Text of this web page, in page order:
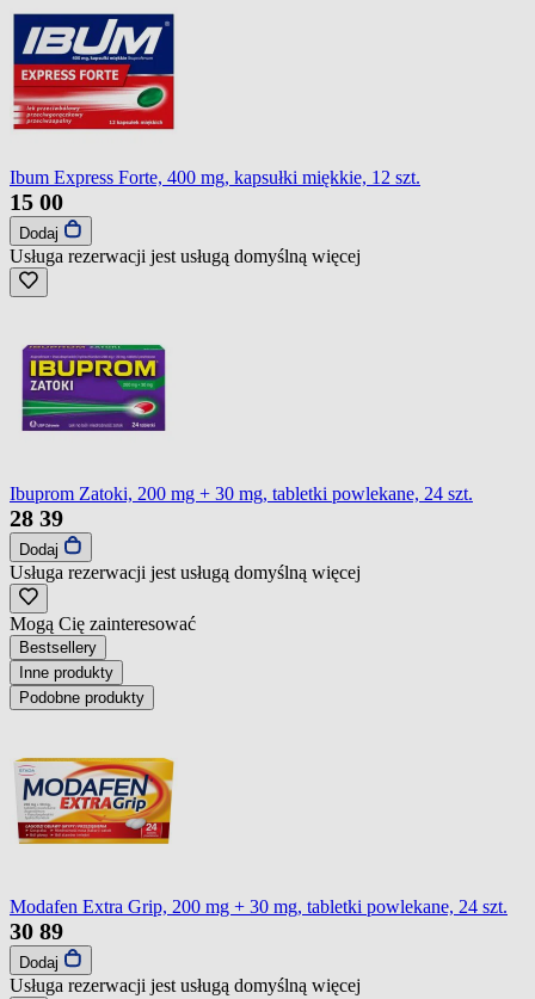
Ibum Express Forte, 400 mg, kapsułki miękkie, 12 szt.
15 00
Dodaj
Usługa rezerwacji jest usługą domyślną więcej
Ibuprom Zatoki, 200 mg + 30 mg, tabletki powlekane, 24 szt.
28 39
Dodaj
Usługa rezerwacji jest usługą domyślną więcej
Mogą Cię zainteresować
Bestsellery
Inne produkty
Podobne produkty
Modafen Extra Grip, 200 mg + 30 mg, tabletki powlekane, 24 szt.
30 89
Dodaj
Usługa rezerwacji jest usługą domyślną więcej